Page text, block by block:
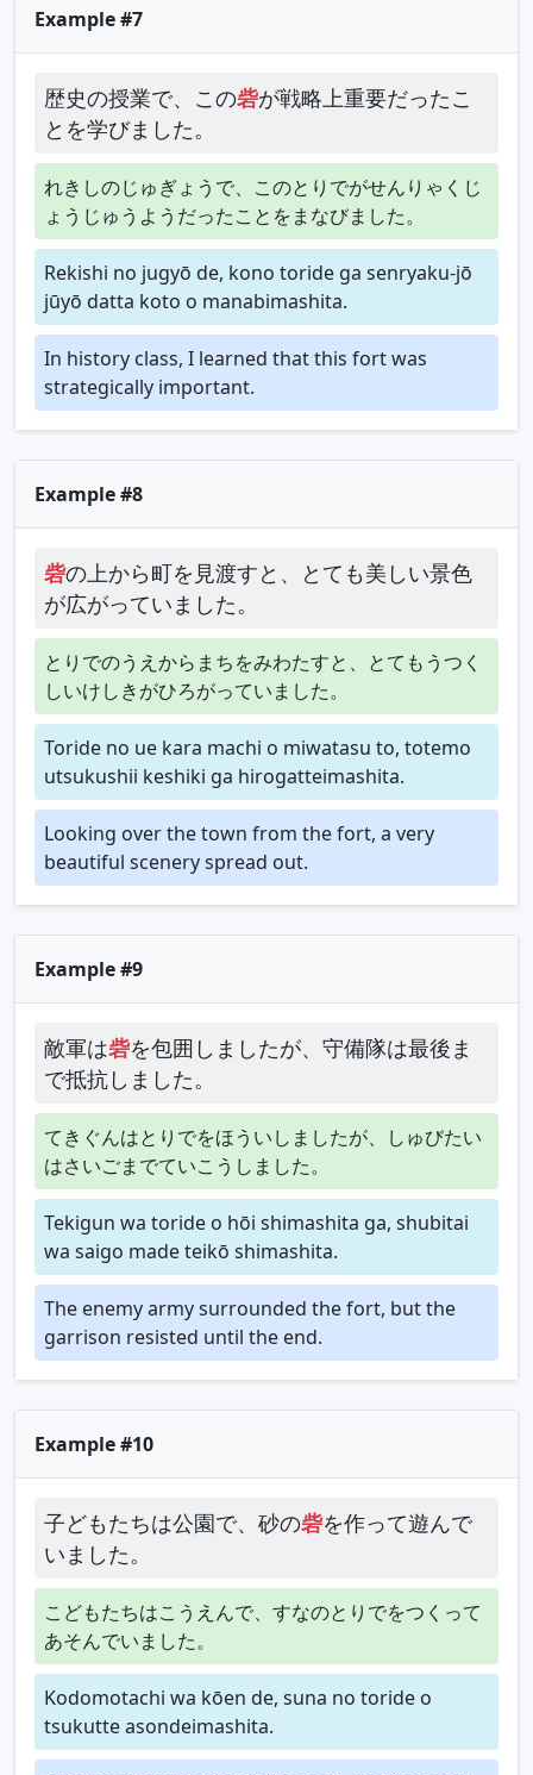
Example #7
歴史の授業で、この砦が戦略上重要だったこ
とを学びました。
れきしのじゅぎょうで、このとりでがせんりゃくじ
ょうじゅうようだったことをまなびました。
Rekishi no jugyō de, kono toride ga senryaku-jō
jūyō datta koto o manabimashita.
In history class, I learned that this fort was
strategically important.
Example #8
砦の上から町を見渡すと、とても美しい景色
が広がっていました。
とりでのうえからまちをみわたすと、とてもうつく
しいけしきがひろがっていました。
Toride no ue kara machi o miwatasu to, totemo
utsukushii keshiki ga hirogatteimashita.
Looking over the town from the fort, a very
beautiful scenery spread out.
Example #9
敵軍は砦を包囲しましたが、守備隊は最後ま
で抵抗しました。
てきぐんはとりでをほういしましたが、しゅびたい
はさいごまでていこうしました。
Tekigun wa toride o hōi shimashita ga, shubitai
wa saigo made teikō shimashita.
The enemy army surrounded the fort, but the
garrison resisted until the end.
Example #10
子どもたちは公園で、砂の砦を作って遊んで
いました。
こどもたちはこうえんで、すなのとりでをつくって
あそんでいました。
Kodomotachi wa kōen de, suna no toride o
tsukutte asondeimashita.